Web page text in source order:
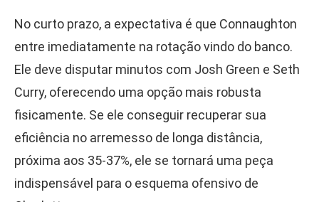
No curto prazo, a expectativa é que Connaughton
entre imediatamente na rotação vindo do banco.
Ele deve disputar minutos com Josh Green e Seth
Curry, oferecendo uma opção mais robusta
fisicamente. Se ele conseguir recuperar sua
eficiência no arremesso de longa distância,
próxima aos 35-37%, ele se tornará uma peça
indispensável para o esquema ofensivo de